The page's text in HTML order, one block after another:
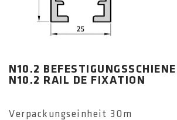
N10.2 BEFESTIGUNGSSCHIENE
N10.2 RAIL DE FIXATION
Verpackungseinheit 30m